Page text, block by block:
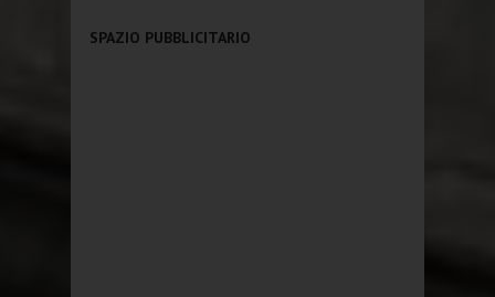
SPAZIO PUBBLICITARIO